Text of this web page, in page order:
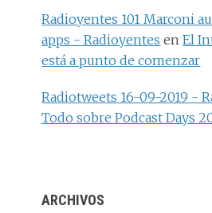
Radioyentes 101 Marconi
apps - Radioyentes enEl
está a punto de comenzar
Radiotweets 16-09-2019 -
Todo sobre Podcast Days
ARCHIVOS